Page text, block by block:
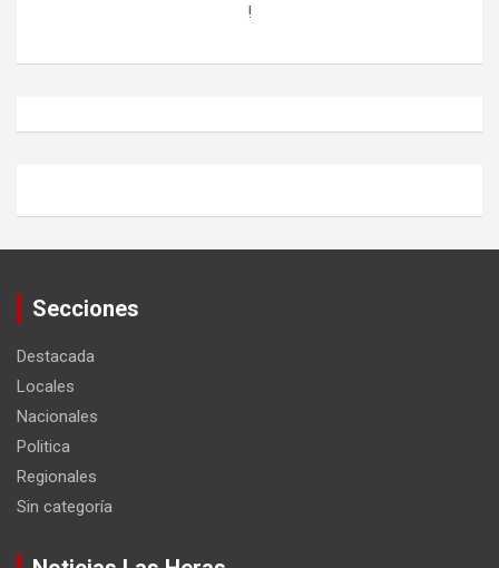
!
Secciones
Destacada
Locales
Nacionales
Politica
Regionales
Sin categoría